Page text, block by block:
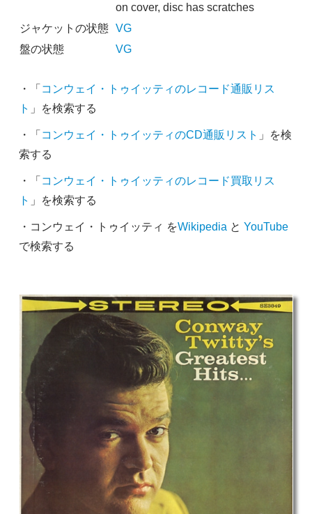
on cover, disc has scratches
ジャケットの状態 VG
盤の状態
VG
・「 コンウェイ・トゥイッティのレコード通販リス
ト 」を検索する
・「 コンウェイ・トゥイッティのCD通販リスト 」を検
索する
・「 コンウェイ・トゥイッティのレコード買取リス
ト 」を検索する
・コンウェイ・トゥイッティ をWikipedia と YouTube
で検索する